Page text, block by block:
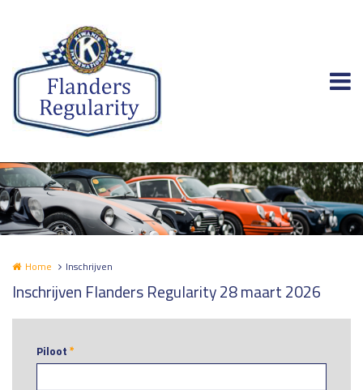
Home Inschrijven
Inschrijven Flanders Regularity 28 maart 2026
Piloot*